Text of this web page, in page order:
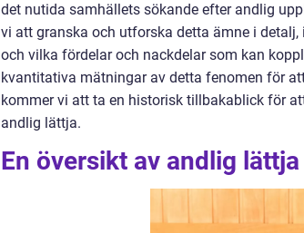
det nutida samhällets sökande efter andlig
vi att granska och utforska detta ämne i
och vilka fördelar och nackdelar som kan
kvantitativa mätningar av detta fenomen för
kommer vi att ta en historisk tillbakablick för
andlig lättja.
En översikt av andlig lättja